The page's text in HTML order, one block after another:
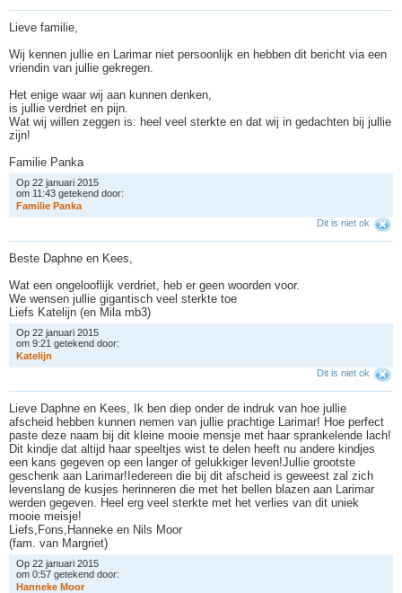
Lieve familie,
Wij kennen jullie en Larimar niet persoonlijk en hebben dit bericht via een
vriendin van jullie gekregen.
Het enige waar wij aan kunnen denken,
is jullie verdriet en pijn.
Wat wij willen zeggen is: heel veel sterkte en dat wij in gedachten bij jullie
zijn!
Familie Panka
Op 22 januari 2015
om 11:43 getekend door:
Familie Panka
Dit is niet ok
Beste Daphne en Kees,
Wat een ongelooflijk verdriet, heb er geen woorden voor.
We wensen jullie gigantisch veel sterkte toe
Liefs Katelijn (en Mila mb3)
Op 22 januari 2015
om 9:21 getekend door:
Katelijn
Dit is niet ok
Lieve Daphne en Kees, Ik ben diep onder de indruk van hoe jullie
afscheid hebben kunnen nemen van jullie prachtige Larimar! Hoe perfect
paste deze naam bij dit kleine mooie mensje met haar sprankelende lach!
Dit kindje dat altijd haar speeltjes wist te delen heeft nu andere kindjes
een kans gegeven op een langer of gelukkiger leven!Jullie grootste
geschenk aan Larimar!Iedereen die bij dit afscheid is geweest zal zich
levenslang de kusjes herinneren die met het bellen blazen aan Larimar
werden gegeven. Heel erg veel sterkte met het verlies van dit uniek
mooie meisje!
Liefs,Fons,Hanneke en Nils Moor
(fam. van Margriet)
Op 22 januari 2015
om 0:57 getekend door:
Hanneke Moor